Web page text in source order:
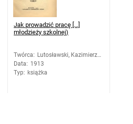
Jak prowadzić pracę [...]
młodzieży szkolnej)
Twórca: Lutosławski, Kazimierz
(1880-1924)
Data: 1913
Typ: książka